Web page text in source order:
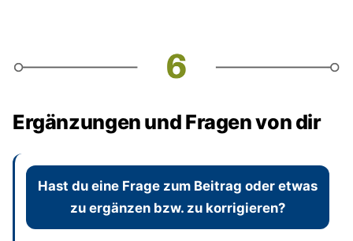
Ergänzungen und Fragen von dir
Hast du eine Frage zum Beitrag oder etwas
zu ergänzen bzw. zu korrigieren?